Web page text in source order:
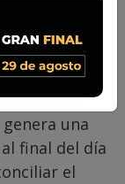
que
emocional
una
final del día
el